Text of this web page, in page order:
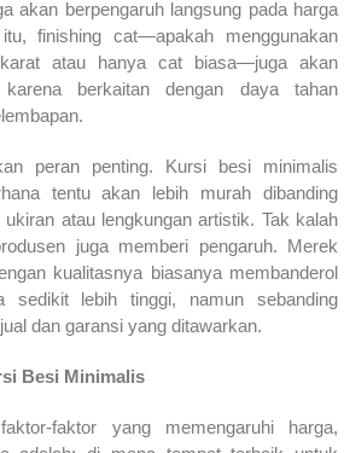
akan berpengaruh langsung pada harga
finishing cat—apakah menggunakan
atau hanya cat biasa—juga akan
karena berkaitan dengan daya tahan
peran penting. Kursi besi minimalis
tentu akan lebih murah dibanding
atau lengkungan artistik. Tak kalah
juga memberi pengaruh. Merek
kualitasnya biasanya membanderol
sedikit lebih tinggi, namun sebanding
dan garansi yang ditawarkan.
Besi Minimalis
faktor yang memengaruhi harga,